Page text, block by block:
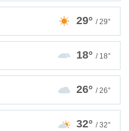
29° / 29°
18° / 18°
26° / 26°
32° / 32°